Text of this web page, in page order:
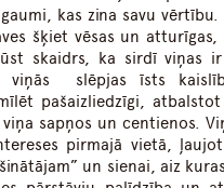
kas zina savu vērtību.
šķiet vēsas un
skaidrs, ka sirdī viņas
viņās slēpjas īsts
pašaizliedzīgi,
sapņos un centienos.
pirmajā vietā,
un sienai, aiz